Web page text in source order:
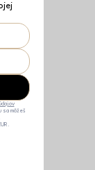
sa môžeš